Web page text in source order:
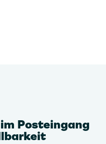
Posteingang